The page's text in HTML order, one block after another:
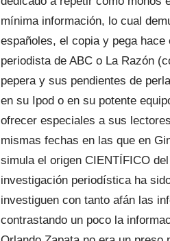
mínima información, lo cual
españoles, el copia y pega
periodista de ABC o La Razón
pepera y sus pendientes de
en su Ipod o en su potente
ofrecer especiales a sus
mismas fechas en las que en
simula el origen CIENTÍFICO
investigación periodística ha
investiguen con tanto afán las
contrastando un poco la